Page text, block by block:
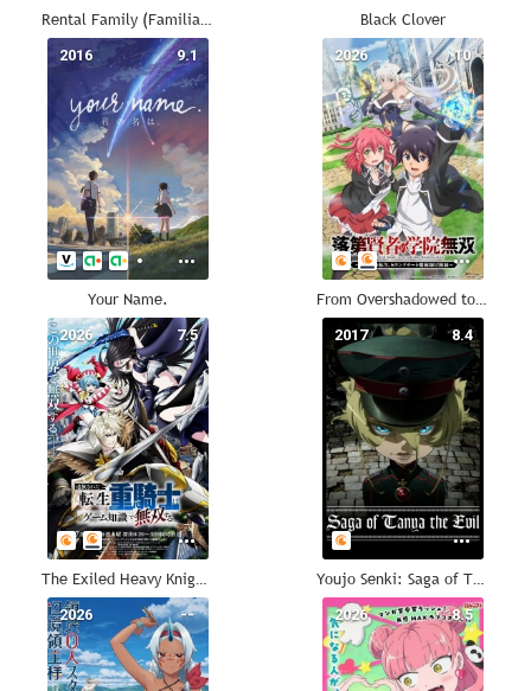
Rental Family (Familia de alquiler) Black Clover
9.1
2016
Your Name.
10
2026
From Overshadowed to Overpowered
7.5
2026
The Exiled Heavy Knight Knows How to Game the System
8.4
2017
Youjo Senki: Saga of Tanya the Evil
--
2026 8.5
2026